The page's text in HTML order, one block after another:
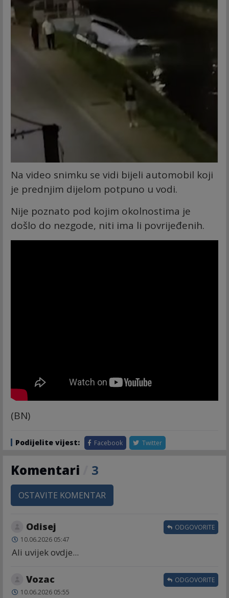
Na video snimku se vidi bijeli automobil koji
je prednjim dijelom potpuno u vodi.
Nije poznato pod kojim okolnostima je
došlo do nezgode, niti ima li povrijeđenih.
(BN)
Podijelite vijest: Facebook Twitter
Komentari 3
OSTAVITE KOMENTAR
Odisej
10.06.2026 05:47
Ali uvijek ovdje...
ODGOVORITE
Vozac
10.06.2026 05:55
ODGOVORITE